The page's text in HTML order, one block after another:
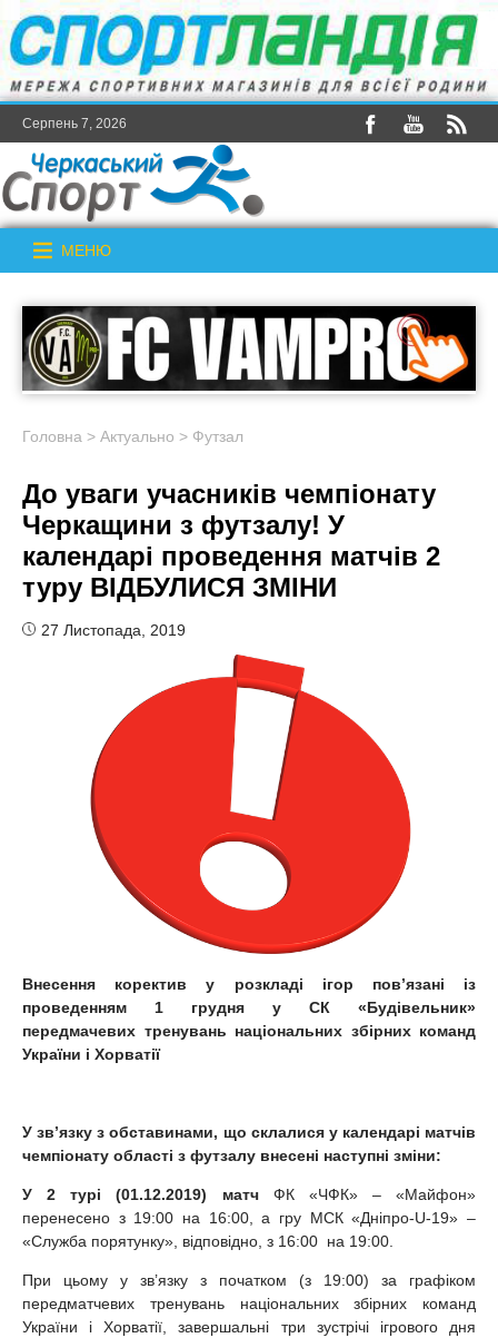
Серпень 7, 2026
МЕНЮ
Головна > Актуально > Футзал
До уваги учасників чемпіонату
Черкащини з футзалу! У
календарі проведення матчів 2
туру ВІДБУЛИСЯ ЗМІНИ
27 Листопада, 2019
Внесення коректив у розкладі ігор пов’язані із
проведенням 1 грудня у СК «Будівельник»
передмачевих тренувань національних збірних команд
України і Хорватії
У зв’язку з обставинами, що склалися у календарі матчів
чемпіонату області з футзалу внесені наступні зміни:
У 2 турі (01.12.2019) матчФК «ЧФК» – «Майфон»
перенесено з 19:00 на 16:00, а гру МСК «Дніпро-U-19» –
«Служба порятунку», відповідно, з 16:00 на 19:00.
При цьому у зв’язку з початком (з 19:00) за графіком
передматчевих тренувань національних збірних команд
України і Хорватії, завершальні три зустрічі ігрового дня